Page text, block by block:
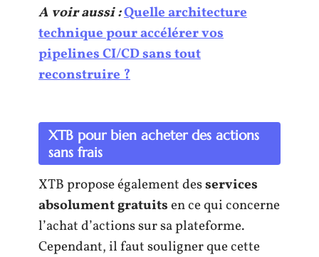
A voir aussi :Quelle architecture
technique pour accélérer vos
pipelines CI/CD sans tout
reconstruire ?
XTB pour bien acheter des actions
sans frais
XTB propose également desservices
absolument gratuitsen ce qui concerne
l’achat d’actions sur sa plateforme.
Cependant, il faut souligner que cette